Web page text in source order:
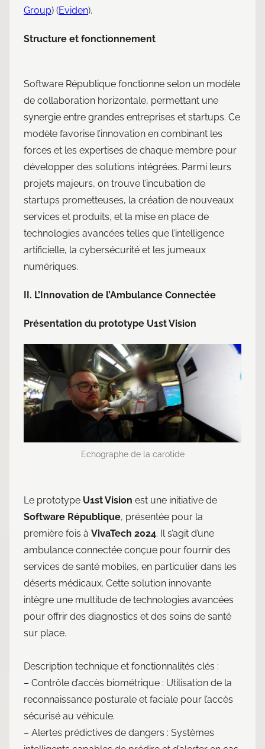
Group)​​ (Eviden)​.
Structure et fonctionnement
Software République fonctionne selon un modèle
de collaboration horizontale, permettant une
synergie entre grandes entreprises et startups. Ce
modèle favorise l’innovation en combinant les
forces et les expertises de chaque membre pour
développer des solutions intégrées. Parmi leurs
projets majeurs, on trouve l’incubation de
startups prometteuses, la création de nouveaux
services et produits, et la mise en place de
technologies avancées telles que l’intelligence
artificielle, la cybersécurité et les jumeaux
numériques.
II. L’Innovation de l’Ambulance Connectée
Présentation du prototype U1st Vision
Echographe de la carotide
Le prototype U1st Vision est une initiative de
Software République, présentée pour la
première fois à VivaTech 2024. Il s’agit d’une
ambulance connectée conçue pour fournir des
services de santé mobiles, en particulier dans les
déserts médicaux. Cette solution innovante
intègre une multitude de technologies avancées
pour offrir des diagnostics et des soins de santé
sur place.
Description technique et fonctionnalités clés :
– Contrôle d’accès biométrique : Utilisation de la
reconnaissance posturale et faciale pour l’accès
sécurisé au véhicule.
– Alertes prédictives de dangers : Systèmes